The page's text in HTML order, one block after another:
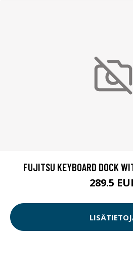
FUJITSU KEYBOARD DOCK
289.5